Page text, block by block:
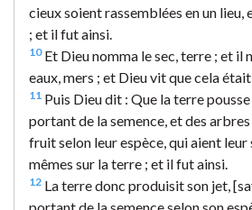
cieux soient rassemblées en un lieu,
; et il fut ainsi.
10Et Dieu nomma le sec, terre ; et il
eaux, mers ; et Dieu vit que cela était
11 Puis Dieu dit : Que la terre
portant de la semence, et des
fruit selon leur espèce, qui aient leur
mêmes sur la terre ; et il fut ainsi.
12 La terre donc produisit son jet,
portant de la semence selon son